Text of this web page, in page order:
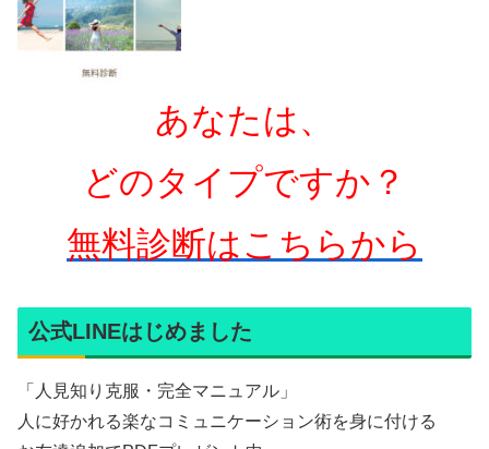
あなたは、
どのタイプですか？
無料診断はこちらから
公式LINEはじめました
「人見知り克服・完全マニュアル」
人に好かれる楽なコミュニケーション術を身に付ける